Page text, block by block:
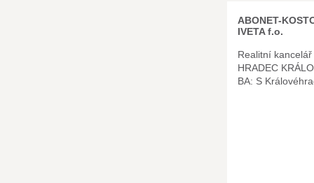
ABONET-
IVETA f.o.
Realitní kancelář
HRADEC
BA: S